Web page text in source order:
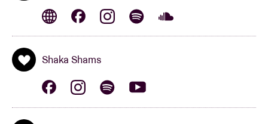
Shaka Shams